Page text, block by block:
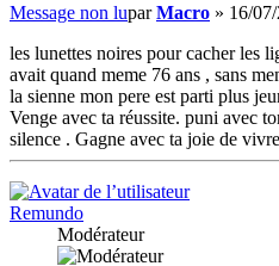
Message non luparMacro » 16/
les lunettes noires pour cacher les
avait quand meme 76 ans , sans
la sienne mon pere est parti plus
Venge avec ta réussite. puni avec
silence . Gagne avec ta joie de vivre
Remundo
Modérateur